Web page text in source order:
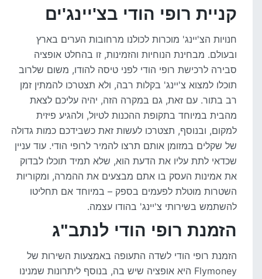
קניית רופי הודי בצ'יינג'ים
חנויות הצ'יינג' מוכרות לכולנו מרחובות הערים בארץ
ובעולם. מבחינת הנוחיות והזמינות, זו בהחלט אופציה
סבירה לרכישת רופי הודי לפני טיסה להודו, משום שלרוב
תוכלו למצוא צ'יינג' בקלות רבה, ולא תצטרכו להמתין זמן
רב בתור. עם זאת, גם במקרה הזה, יהיה עליכם לצאת
מהבית במיוחד בתקופת ההכנות לטיול, ולהגיע פיזית
למקום, ובנוסף, תצטרכו לעשות זאת כשבידכם כמות גדולה
של שקלים במזומן אותם תרצו להמיר לרופי הודי. עוד עניין
שכדאי לתת עליו את הדעת הוא, שלא תמיד תוכלו לבדוק
את אמינות העסק בו אתם מבצעים את ההמרה, ומקוריות
השטרות מוטלת לפעמים בספק – במיוחד אם תחליטו
להשתמש בשירותי צ'יינג' בהודו עצמה.
הזמנת רופי הודי לנתב"ג
הזמנת רופי הודי לשדה התעופה באמצעות השירות של
Flymoney היא אופציה שיש בה, בנוסף ליתרונות שמנינו